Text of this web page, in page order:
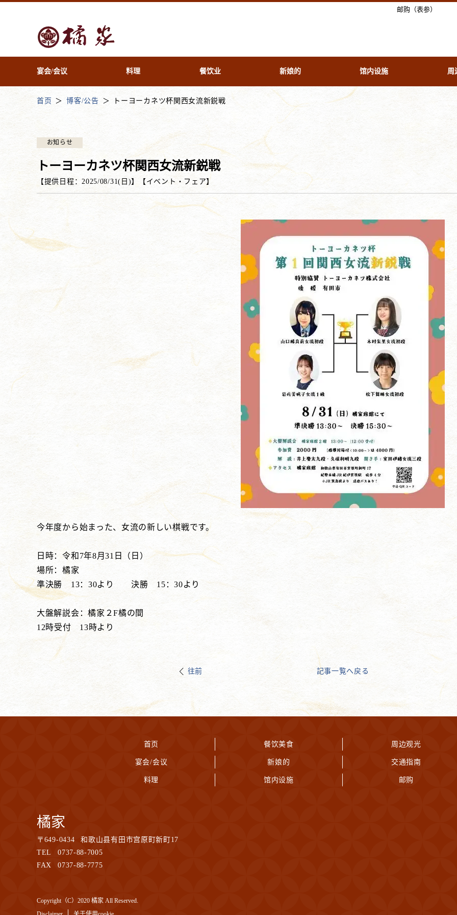
邮购（表参）
宴会/会议 料理 餐饮业 新娘的 馆内设施 周
首页 博客/公告 トーヨーカネツ杯関西女流新鋭戦
お知らせ
トーヨーカネツ杯関西女流新鋭戦
【提供日程：2025/08/31(日)】 【 イベント・フェア】
今年度から始まった、女流の新しい棋戦です。
日時：令和7年8月31日（日）
場所：橘家
準決勝 13：30より 決勝 15：30より
大盤解説会：橘家２F橘の間
12時受付 13時より
往前 記事一覧へ戻る
首页
宴会/会议
料理
餐饮美食
新娘的
馆内设施
周边观光
交通指南
邮购
橘家
〒 649-0434
和歌山县有田市宫原町新町17
TEL
0737-88-7005
FAX
0737-88-7775
Copyright（C）2020 橘家 All Reserved.